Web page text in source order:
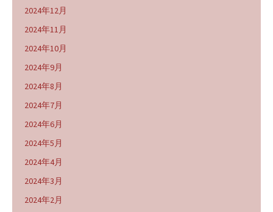
2024年12月
2024年11月
2024年10月
2024年9月
2024年8月
2024年7月
2024年6月
2024年5月
2024年4月
2024年3月
2024年2月